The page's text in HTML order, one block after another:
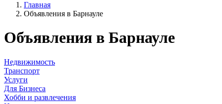
Главная
Объявления в Барнауле
Объявления в Барнауле
Недвижимость
Транспорт
Услуги
Для Бизнеса
Хобби и развлечения